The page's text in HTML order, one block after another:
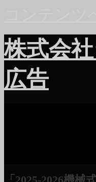
株式会
広告